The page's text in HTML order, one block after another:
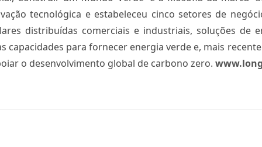
tecnológica e estabeleceu cinco setores de
distribuídas comerciais e industriais, soluções de
capacidades para fornecer energia verde e, mais
o desenvolvimento global de carbono zero.